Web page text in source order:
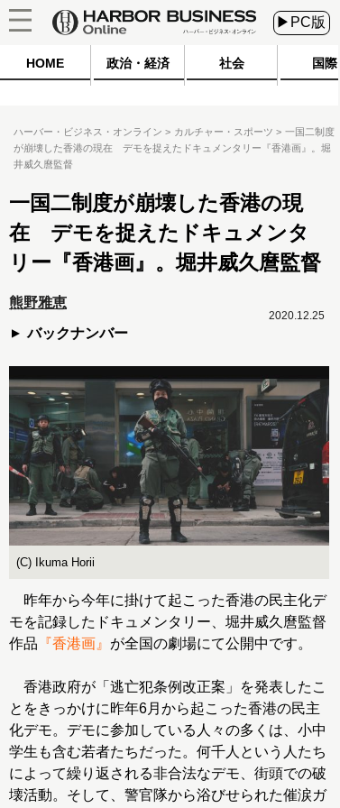
▶PC版
HOME 政治・経済 社会 国際
ハーバー・ビジネス・オンライン カルチャー・スポーツ
一国二制度
が崩壊した香港の現在 デモを捉えたドキュメンタリー『香港画』。堀
井威久麿監督
一国二制度が崩壊した香港の現
在 デモを捉えたドキュメンタ
リー『香港画』。堀井威久麿監督
熊野雅恵
バックナンバー
2020.12.25
(C) Ikuma Horii
昨年から今年に掛けて起こった香港の民主化デ
モを記録したドキュメンタリー、堀井威久麿監督
作品 『香港画』 が全国の劇場にて公開中です。
香港政府が「逃亡犯条例改正案」を発表したこ
とをきっかけに昨年6月から起こった香港の民主
化デモ。デモに参加している人々の多くは、小中
学生も含む若者たちだった。何千人という人たち
によって繰り返される非合法なデモ、街頭での破
壊活動。そして、警官隊から浴びせられた催涙ガ